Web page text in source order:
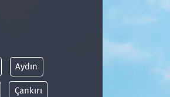
Aydın
Çankırı